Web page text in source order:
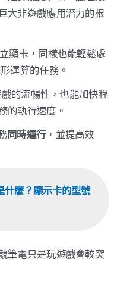
大非遊戲應用潛力的根
顯卡，同樣也能輕鬆處
運算的任務。
的流暢性，也能加快程
的執行速度。
同時運行，並提高效
什麼？顯示卡的型號
筆電只是玩遊戲會較突